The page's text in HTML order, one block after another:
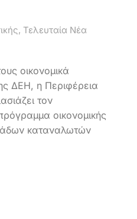
, Τελευταία Νέα
οικονομικά
ΔΕΗ, η Περιφέρεια
τον
οικονομικής
καταναλωτών